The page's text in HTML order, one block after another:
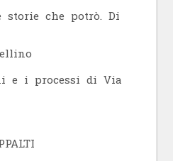
storie che potrò. Di
e i processi di Via